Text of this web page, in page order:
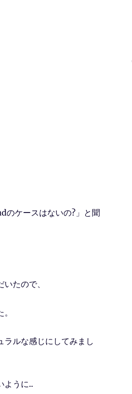
のケースはないの?」と聞
たので、
ラルな感じにしてみまし
ように..